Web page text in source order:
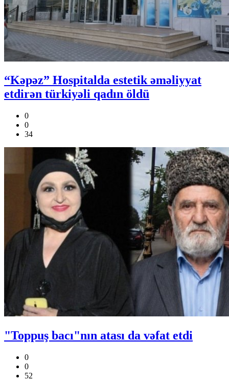
“Kəpəz” Hospitalda estetik əməliyyat
etdirən türkiyəli qadın öldü
0
0
34
"Toppuş bacı"nın atası da vəfat etdi
0
0
52